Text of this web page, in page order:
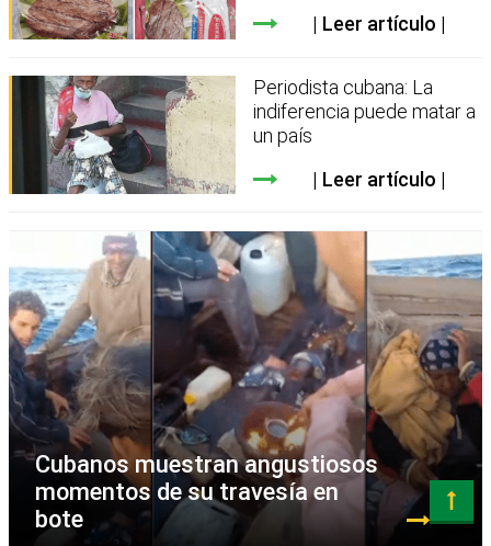
Leer artículo
Periodista cubana: La
indiferencia puede matar a
un país
Leer artículo
Cubanos muestran angustiosos
momentos de su travesía en
bote